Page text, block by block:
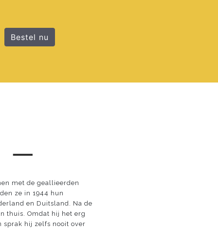
Bestel nu
─
met de geallieerden
ze in 1944 hun
en Duitsland. Na de
thuis. Omdat hij het erg
sprak hij zelfs nooit over